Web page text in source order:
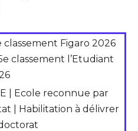
classement Figaro 2026
classement l’Etudiant
| Ecole reconnue par
| Habilitation à délivrer